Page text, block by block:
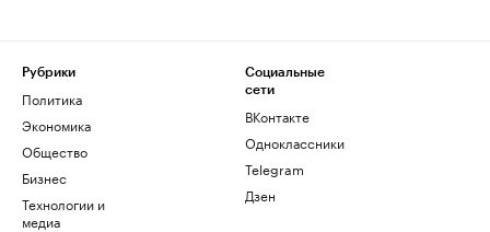
Рубрики
Политика
Экономика
Общество
Бизнес
Технологии и
медиа
Социальные
сети
ВКонтакте
Одноклассники
Telegram
Дзен